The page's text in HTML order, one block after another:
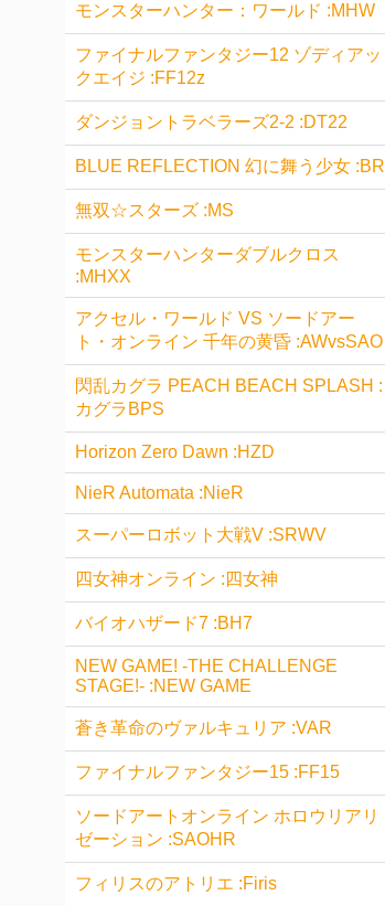
モンスターハンター：ワールド :MHW
ファイナルファンタジー12 ゾディアッ
クエイジ :FF12z
ダンジョントラベラーズ2-2 :DT22
BLUE REFLECTION 幻に舞う少女 :BR
無双☆スターズ :MS
モンスターハンターダブルクロス
:MHXX
アクセル・ワールド VS ソードアー
ト・オンライン 千年の黄昏 :AWvsSAO
閃乱カグラ PEACH BEACH SPLASH :
カグラBPS
Horizon Zero Dawn :HZD
NieR Automata :NieR
スーパーロボット大戦V :SRWV
四女神オンライン :四女神
バイオハザード7 :BH7
NEW GAME! -THE CHALLENGE
STAGE!- :NEW GAME
蒼き革命のヴァルキュリア :VAR
ファイナルファンタジー15 :FF15
ソードアートオンライン ホロウリアリ
ゼーション :SAOHR
フィリスのアトリエ :Firis